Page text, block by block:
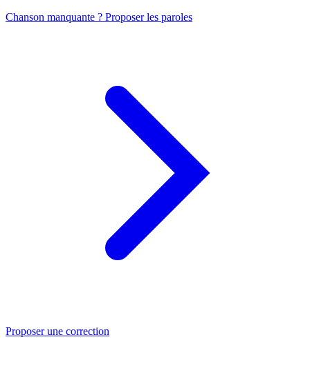
Chanson manquante ? Proposer les paroles
Proposer une correction